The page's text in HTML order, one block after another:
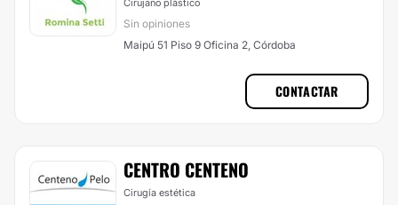
Cirujano plástico
Sin opiniones
Maipú 51 Piso 9 Oficina 2, Córdoba
CONTACTAR
CENTRO CENTENO
Cirugía estética